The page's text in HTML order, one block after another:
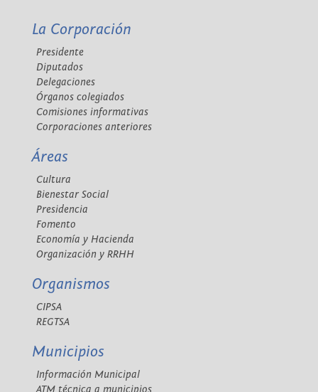
La Corporación
Presidente
Diputados
Delegaciones
Órganos colegiados
Comisiones informativas
Corporaciones anteriores
Áreas
Cultura
Bienestar Social
Presidencia
Fomento
Economía y Hacienda
Organización y RRHH
Organismos
CIPSA
REGTSA
Municipios
Información Municipal
ATM técnica a municipios